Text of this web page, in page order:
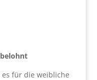
für die weibliche